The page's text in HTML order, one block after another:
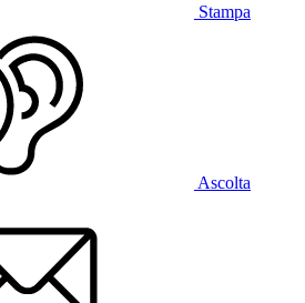
Stampa
Ascolta